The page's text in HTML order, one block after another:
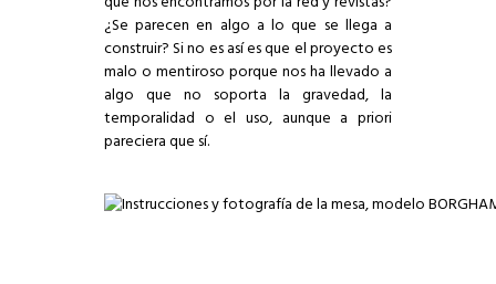
¿Se parecen en algo a lo que se llega a
construir? Si no es así es que el proyecto es
malo o mentiroso porque nos ha llevado a
algo que no soporta la gravedad, la
temporalidad o el uso, aunque a priori
pareciera que sí.